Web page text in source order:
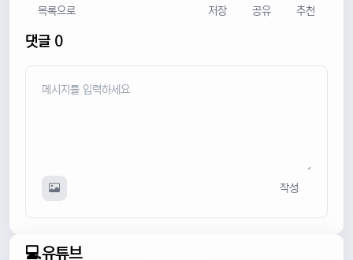
목록으로 저장 공유 추천
댓글 0
작성
💻유튜브